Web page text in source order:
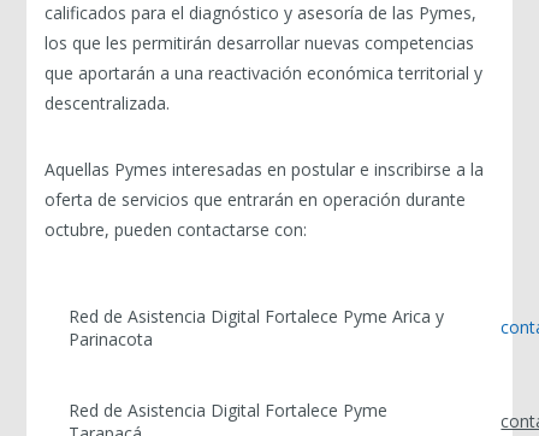
calificados para el diagnóstico y asesoría de las Pymes,
los que les permitirán desarrollar nuevas competencias
que aportarán a una reactivación económica territorial y
descentralizada.
Aquellas Pymes interesadas en postular e inscribirse a la
oferta de servicios que entrarán en operación durante
octubre, pueden contactarse con:
Red de Asistencia Digital Fortalece Pyme Arica y
Parinacota
Red de Asistencia Digital Fortalece Pyme